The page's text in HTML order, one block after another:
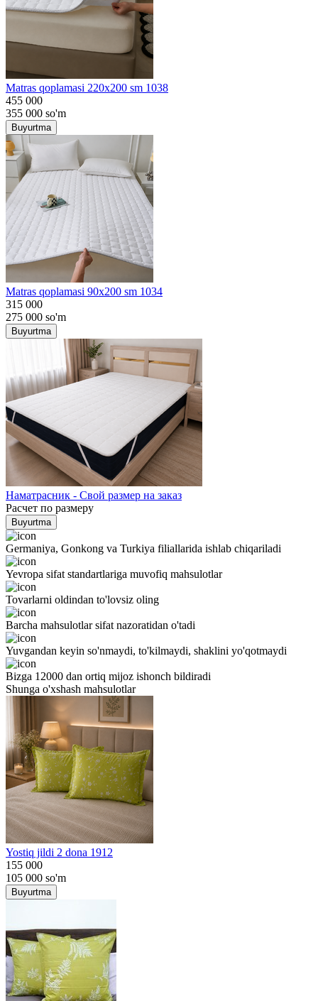
Matras qoplamasi 220x200 sm 1038
455 000
355 000 so'm
Buyurtma
Matras qoplamasi 90x200 sm 1034
315 000
275 000 so'm
Buyurtma
Наматрасник - Свой размер на заказ
Расчет по размеру
Buyurtma
Germaniya, Gonkong va Turkiya filiallarida ishlab chiqariladi
Yevropa sifat standartlariga muvofiq mahsulotlar
Tovarlarni oldindan to'lovsiz oling
Barcha mahsulotlar sifat nazoratidan o'tadi
Yuvgandan keyin so'nmaydi, to'kilmaydi, shaklini yo'qotmaydi
Bizga 12000 dan ortiq mijoz ishonch bildiradi
Shunga o'xshash mahsulotlar
Yostiq jildi 2 dona 1912
155 000
105 000 so'm
Buyurtma